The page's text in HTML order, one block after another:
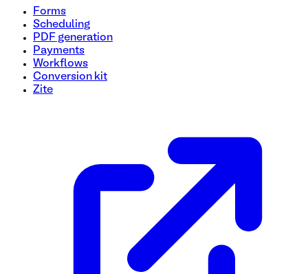
Ce modèle de formulaire de questionnaire d'évaluation
individus. Utilisez ce modèle gratuit pour effectuer des
Forms
Scheduling
PDF generation
Payments
Workflows
Conversion kit
Zite